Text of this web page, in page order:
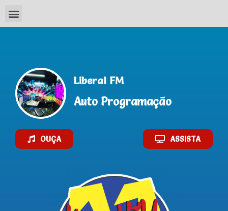
Liberal FM
Auto Programação
OUÇA ASSISTA